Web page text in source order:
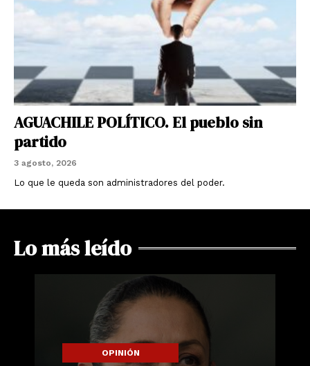
AGUACHILE POLÍTICO. El pueblo sin
partido
3 agosto, 2026
Lo que le queda son administradores del poder.
Lo más leído
OPINIÓN